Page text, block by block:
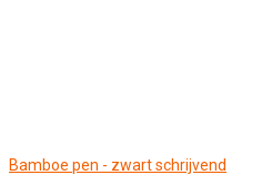
Bamboe pen - zwart schrijvend